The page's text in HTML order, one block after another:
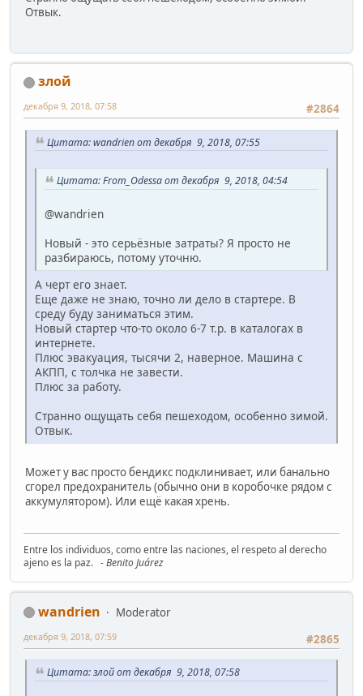
Отвык.
злой
#2864
декабря 9, 2018, 07:58
Цитата: wandrien от декабря 9, 2018, 07:55
Цитата: From_Odessa от декабря 9, 2018, 04:54
@wandrien
Новый - это серьёзные затраты? Я просто не
разбираюсь, потому уточню.
А черт его знает.
Еще даже не знаю, точно ли дело в стартере. В
среду буду заниматься этим.
Новый стартер что-то около 6-7 т.р. в каталогах в
интернете.
Плюс эвакуация, тысячи 2, наверное. Машина с
АКПП, с толчка не завести.
Плюс за работу.
Странно ощущать себя пешеходом, особенно зимой.
Отвык.
Может у вас просто бендикс подклинивает, или банально
сгорел предохранитель (обычно они в коробочке рядом с
аккумулятором). Или ещё какая хрень.
Entre los individuos, como entre las naciones, el respeto al derecho
ajeno es la paz. - Benito Juárez
wandrien
Moderator
#2865
декабря 9, 2018, 07:59
Цитата: злой от декабря 9, 2018, 07:58